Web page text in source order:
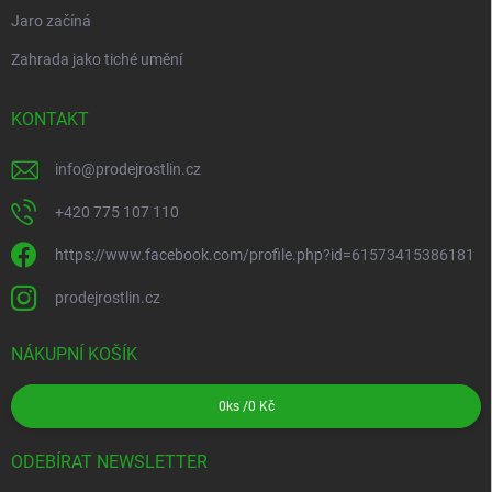
Jaro začíná
Zahrada jako tiché umění
KONTAKT
info@prodejrostlin.cz
+420 775 107 110
https://www.facebook.com/profile.php?id=61573415386181
prodejrostlin.cz
NÁKUPNÍ KOŠÍK
0 ks /0 Kč
ODEBÍRAT NEWSLETTER